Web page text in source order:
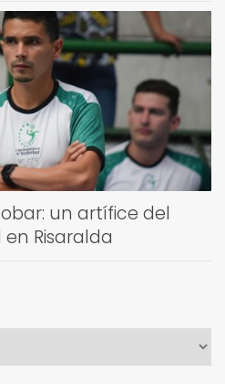
un artífice del
Risaralda